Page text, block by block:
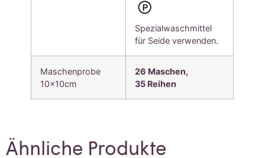
Spezialwaschmittel
für Seide verwenden.
Maschenprobe
10x10cm
26 Maschen,
35 Reihen
Ähnliche Produkte